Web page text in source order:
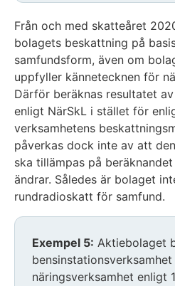
Från och med skatteåret
bolagets beskattning på
samfundsform, även om
uppfyller kännetecknen för
Därför beräknas resultatet
enligt NärSkL i stället för
verksamhetens
påverkas dock inte av att
ska tillämpas på
ändrar. Således är bolaget
rundradioskatt för samfund.
Exempel 5: Aktiebolaget
näringsverksamhet enligt